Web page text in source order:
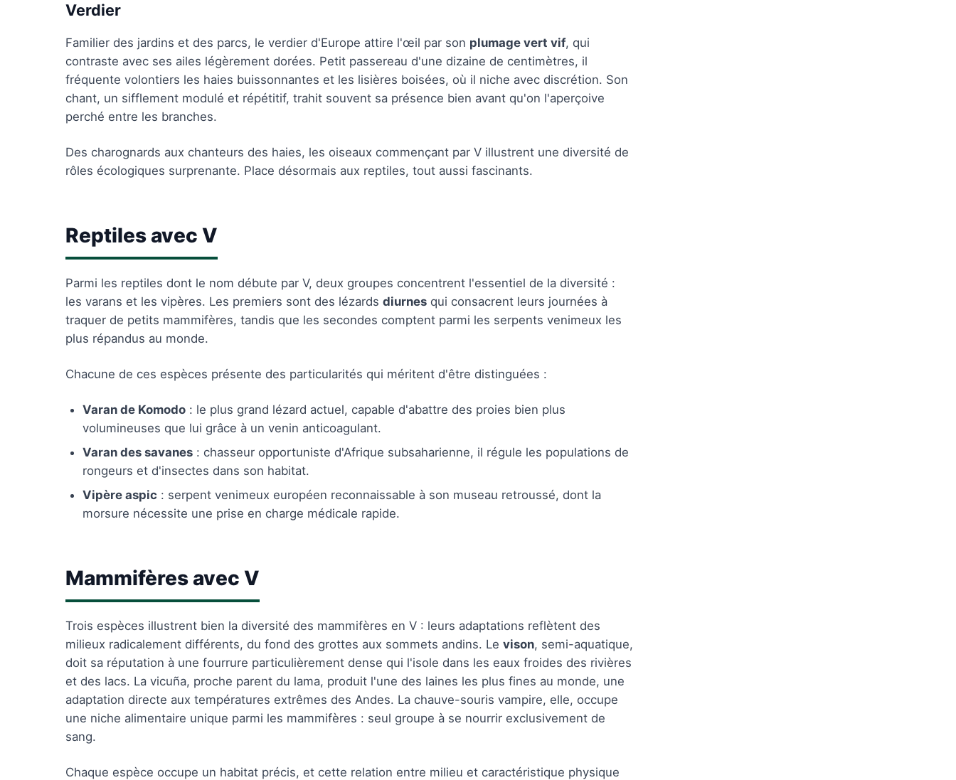
Verdier
Familier des jardins et des parcs, le verdier d'Europe attire l'œil par son plumage vert vif, qui
contraste avec ses ailes légèrement dorées. Petit passereau d'une dizaine de centimètres, il
fréquente volontiers les haies buissonnantes et les lisières boisées, où il niche avec discrétion. Son
chant, un sifflement modulé et répétitif, trahit souvent sa présence bien avant qu'on l'aperçoive
perché entre les branches.
Des charognards aux chanteurs des haies, les oiseaux commençant par V illustrent une diversité de
rôles écologiques surprenante. Place désormais aux reptiles, tout aussi fascinants.
Reptiles avec V
Parmi les reptiles dont le nom débute par V, deux groupes concentrent l'essentiel de la diversité :
les varans et les vipères. Les premiers sont des lézards diurnes qui consacrent leurs journées à
traquer de petits mammifères, tandis que les secondes comptent parmi les serpents venimeux les
plus répandus au monde.
Chacune de ces espèces présente des particularités qui méritent d'être distinguées :
Varan de Komodo : le plus grand lézard actuel, capable d'abattre des proies bien plus
volumineuses que lui grâce à un venin anticoagulant.
Varan des savanes : chasseur opportuniste d'Afrique subsaharienne, il régule les populations de
rongeurs et d'insectes dans son habitat.
Vipère aspic : serpent venimeux européen reconnaissable à son museau retroussé, dont la
morsure nécessite une prise en charge médicale rapide.
Mammifères avec V
Trois espèces illustrent bien la diversité des mammifères en V : leurs adaptations reflètent des
milieux radicalement différents, du fond des grottes aux sommets andins. Le vison, semi-aquatique,
doit sa réputation à une fourrure particulièrement dense qui l'isole dans les eaux froides des rivières
et des lacs. La vicuña, proche parent du lama, produit l'une des laines les plus fines au monde, une
adaptation directe aux températures extrêmes des Andes. La chauve-souris vampire, elle, occupe
une niche alimentaire unique parmi les mammifères : seul groupe à se nourrir exclusivement de
sang.
Chaque espèce occupe un habitat précis, et cette relation entre milieu et caractéristique physique